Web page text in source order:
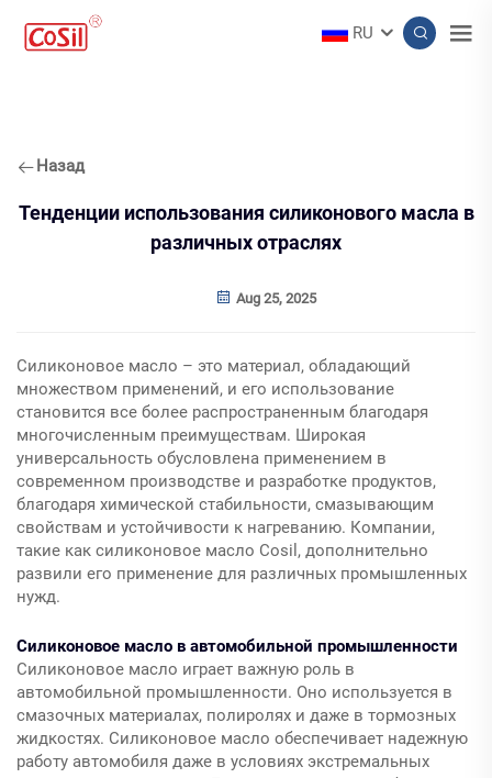
RU
Назад
Тенденции использования силиконового масла в
различных отраслях
Aug 25, 2025
Силиконовое масло – это материал, обладающий
множеством применений, и его использование
становится все более распространенным благодаря
многочисленным преимуществам. Широкая
универсальность обусловлена применением в
современном производстве и разработке продуктов,
благодаря химической стабильности, смазывающим
свойствам и устойчивости к нагреванию. Компании,
такие как силиконовое масло Cosil, дополнительно
развили его применение для различных промышленных
нужд.
Силиконовое масло в автомобильной промышленности
Силиконовое масло играет важную роль в
автомобильной промышленности. Оно используется в
смазочных материалах, полиролях и даже в тормозных
жидкостях. Силиконовое масло обеспечивает надежную
работу автомобиля даже в условиях экстремальных